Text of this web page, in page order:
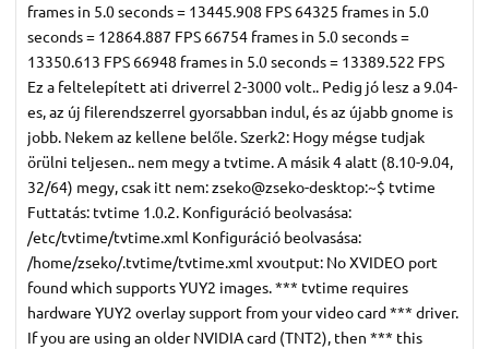
frames in 5.0 seconds = 13445.908 FPS 64325 frames in 5.0
seconds = 12864.887 FPS 66754 frames in 5.0 seconds =
13350.613 FPS 66948 frames in 5.0 seconds = 13389.522 FPS
Ez a feltelepített ati driverrel 2-3000 volt.. Pedig jó lesz a 9.04-
es, az új filerendszerrel gyorsabban indul, és az újabb gnome is
jobb. Nekem az kellene belőle. Szerk2: Hogy mégse tudjak
örülni teljesen.. nem megy a tvtime. A másik 4 alatt (8.10-9.04,
32/64) megy, csak itt nem: zseko@zseko-desktop:~$ tvtime
Futtatás: tvtime 1.0.2. Konfiguráció beolvasása:
/etc/tvtime/tvtime.xml Konfiguráció beolvasása:
/home/zseko/.tvtime/tvtime.xml xvoutput: No XVIDEO port
found which supports YUY2 images. *** tvtime requires
hardware YUY2 overlay support from your video card *** driver.
If you are using an older NVIDIA card (TNT2), then *** this